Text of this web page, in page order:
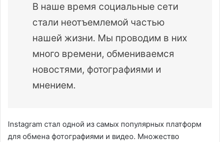
В наше время социальные сети
стали неотъемлемой частью
нашей жизни. Мы проводим в них
много времени, обмениваемся
новостями, фотографиями и
мнением.
Instagram стал одной из самых популярных платформ
для обмена фотографиями и видео. Множество